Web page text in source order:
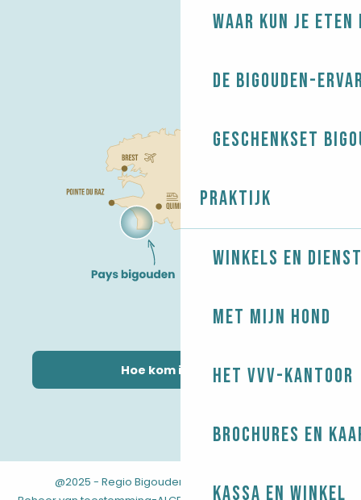
Waar kun je eten
De Bigouden-
Geschenkset
Praktijk
Winkels en
Met mijn hond
Het VVV-kantoor
Brochures en
Kassa en winkel
Hoe kom ik daar?
@2025 - Regio Bigouden Juridische informatie-